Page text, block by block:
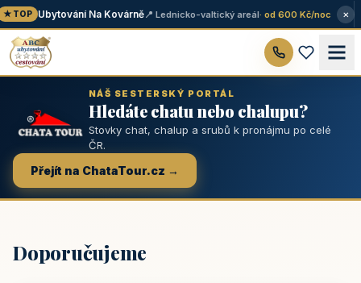
TOP Ubytování Na Kovárně📍 Lednicko-valtický areál· od 600 Kč/noc ×
NÁŠ SESTERSKÝ PORTÁL
Hledáte chatu nebo chalupu?
Stovky chat, chalup a srubů k pronájmu po celé
ČR.
Přejít na ChataTour.cz →
Doporučujeme